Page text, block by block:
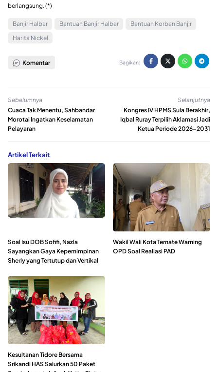
berlangsung. (*)
Banjir Halbar Bantuan Banjir Halbar
Bantuan Korban Banjir
Harita Nickel
Komentar Bagikan:
Sebelumnya
Cuaca Tak Menentu, Sahbandar
Morotai Ingatkan Keselamatan
Pelayaran
Selanjutnya
Kongres IV HPMS Sula Berakhir,
Iqbal Ruray Terpilih Aklamasi Jadi
Ketua Periode 2026-2031
Artikel Terkait
Soal Isu DOB Sofifi, Nazla
Sayangkan Gaya Kepemimpinan
Sherly yang Tertutup dan Vertikal
Wakil Wali Kota Ternate Warning
OPD Soal Realiasi PAD
Kesultanan Tidore Bersama
Srikandi HAS Salurkan 50 Paket